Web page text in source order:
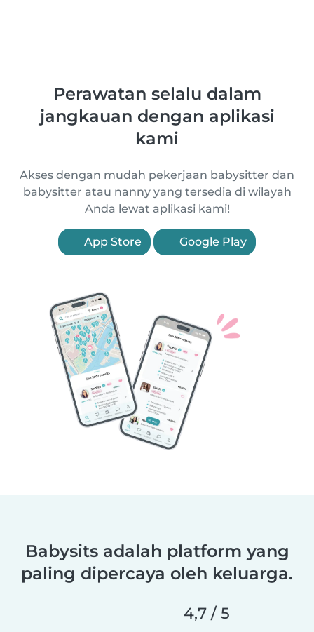
Perawatan selalu dalam
jangkauan dengan aplikasi
kami
Akses dengan mudah pekerjaan babysitter dan
babysitter atau nanny yang tersedia di wilayah
Anda lewat aplikasi kami!
App Store Google Play
Babysits adalah platform yang
paling dipercaya oleh keluarga.
4,7 / 5